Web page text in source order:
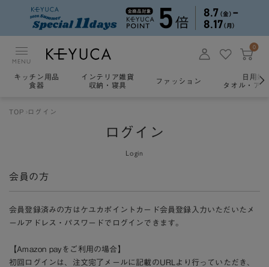
MENU
0
キッチン用品
食器
インテリア雑貨
収納・寝具
ファッション
日用雑
タオル・ア
TOP ログイン
ログイン
Login
会員の方
会員登録済みの方はケユカポイントカード会員登録入力いただいたメ
ールアドレス・パスワードでログインできます。
【Amazon payをご利用の場合】
初回ログインは、注文完了メールに記載のURLより行っていただき、